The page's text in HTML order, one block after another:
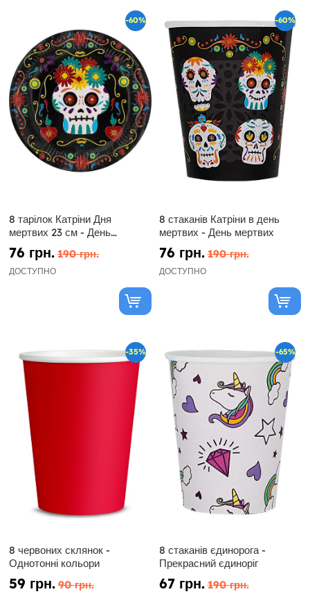
-60%
8 тарілок Катріни Дня
мертвих 23 см - День
мертвих
76 грн. 190 грн.
ДОСТУПНО
-60%
8 стаканів Катріни в день
мертвих - День мертвих
76 грн. 190 грн.
ДОСТУПНО
-35%
8 червоних склянок -
Однотонні кольори
59 грн. 90 грн.
-65%
8 стаканів єдинорога -
Прекрасний єдиноріг
67 грн. 190 грн.